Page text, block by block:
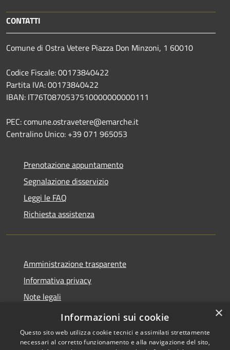
CONTATTI
Comune di Ostra Vetere Piazza Don Minzoni, 1 60010
Codice Fiscale: 00173840422
Partita IVA: 00173840422
IBAN: IT76T0870537510000000000111
PEC: comune.ostravetere@emarche.it
Centralino Unico: +39 071 965053
Prenotazione appuntamento
Segnalazione disservizio
Leggi le FAQ
Richiesta assistenza
Amministrazione trasparente
Informativa privacy
Note legali
Dichiarazione di accessibilità
×
Informazioni sui cookie
Questo sito web utilizza cookie tecnici e assimilati strettamente
necessari al corretto funzionamento e alla navigazione del sito,